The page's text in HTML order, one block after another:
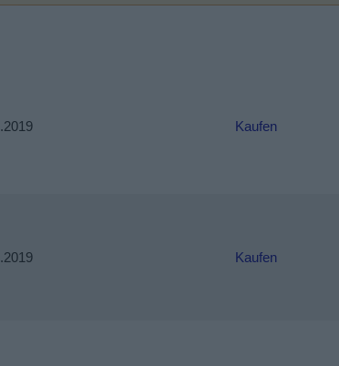
Kaufen
Kaufen